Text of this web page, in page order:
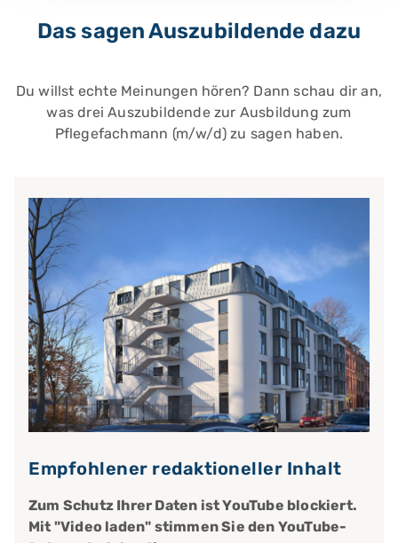
Das sagen Auszubildende dazu
Du willst echte Meinungen hören? Dann schau dir an,
was drei Auszubildende zur Ausbildung zum
Pflegefachmann (m/w/d) zu sagen haben.
Empfohlener redaktioneller Inhalt
Zum Schutz Ihrer Daten ist YouTube blockiert.
Mit "Video laden" stimmen Sie den YouTube-